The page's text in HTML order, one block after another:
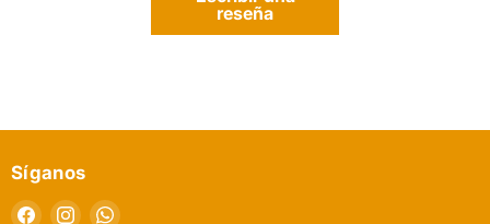
reseña
Síganos
Encuéntrenos
Encuéntrenos
Encuéntrenos